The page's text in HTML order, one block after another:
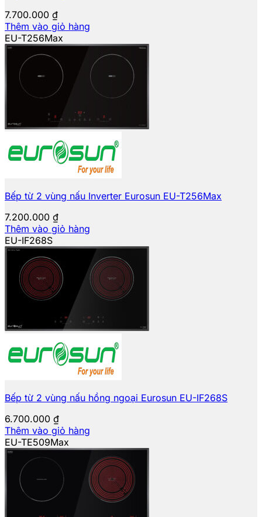
7.700.000 ₫
Thêm vào giỏ hàng
EU-T256Max
Bếp từ 2 vùng nấu Inverter Eurosun EU-T256Max
7.200.000 ₫
Thêm vào giỏ hàng
EU-IF268S
Bếp từ 2 vùng nấu hồng ngoại Eurosun EU-IF268S
6.700.000 ₫
Thêm vào giỏ hàng
EU-TE509Max